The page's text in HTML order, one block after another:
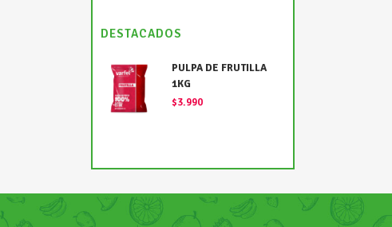
DESTACADOS
PULPA DE FRUTILLA
1KG
$3.990